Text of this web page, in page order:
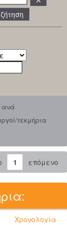
ανά
τεκμήρια
1 επόμενο
Χρονολογία